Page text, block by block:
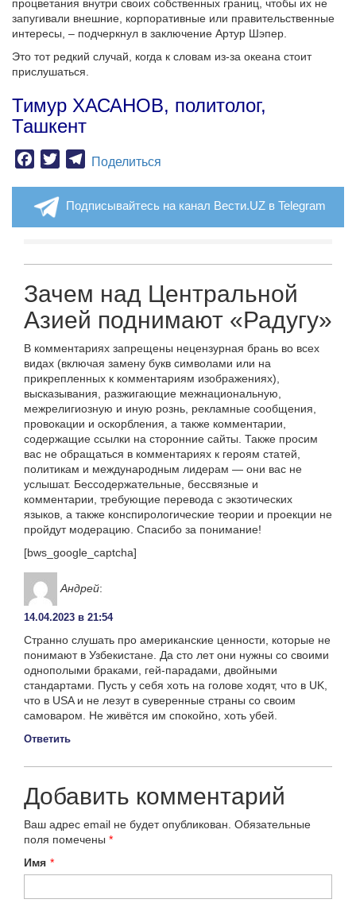
процветания внутри своих собственных границ, чтобы их не
запугивали внешние, корпоративные или правительственные
интересы, – подчеркнул в заключение Артур Шэпер.
Это тот редкий случай, когда к словам из-за океана стоит
прислушаться.
Тимур ХАСАНОВ, политолог,
Ташкент
Facebook
TwitterTelegram
Поделиться
Подписывайтесь на канал Вести.UZ в Telegram
Зачем над Центральной
Азией поднимают «Радугу»
В комментариях запрещены нецензурная брань во всех
видах (включая замену букв символами или на
прикрепленных к комментариям изображениях),
высказывания, разжигающие межнациональную,
межрелигиозную и иную рознь, рекламные сообщения,
провокации и оскорбления, а также комментарии,
содержащие ссылки на сторонние сайты. Также просим
вас не обращаться в комментариях к героям статей,
политикам и международным лидерам — они вас не
услышат. Бессодержательные, бессвязные и
комментарии, требующие перевода с экзотических
языков, а также конспирологические теории и проекции не
пройдут модерацию. Спасибо за понимание!
[bws_google_captcha]
Андрей:
14.04.2023 в 21:54
Странно слушать про американские ценности, которые не
понимают в Узбекистане. Да сто лет они нужны со своими
однополыми браками, гей-парадами, двойными
стандартами. Пусть у себя хоть на голове ходят, что в UK,
что в USA и не лезут в суверенные страны со своим
самоваром. Не живётся им спокойно, хоть убей.
Ответить
Добавить комментарий
Ваш адрес email не будет опубликован. Обязательные
поля помечены *
Имя *